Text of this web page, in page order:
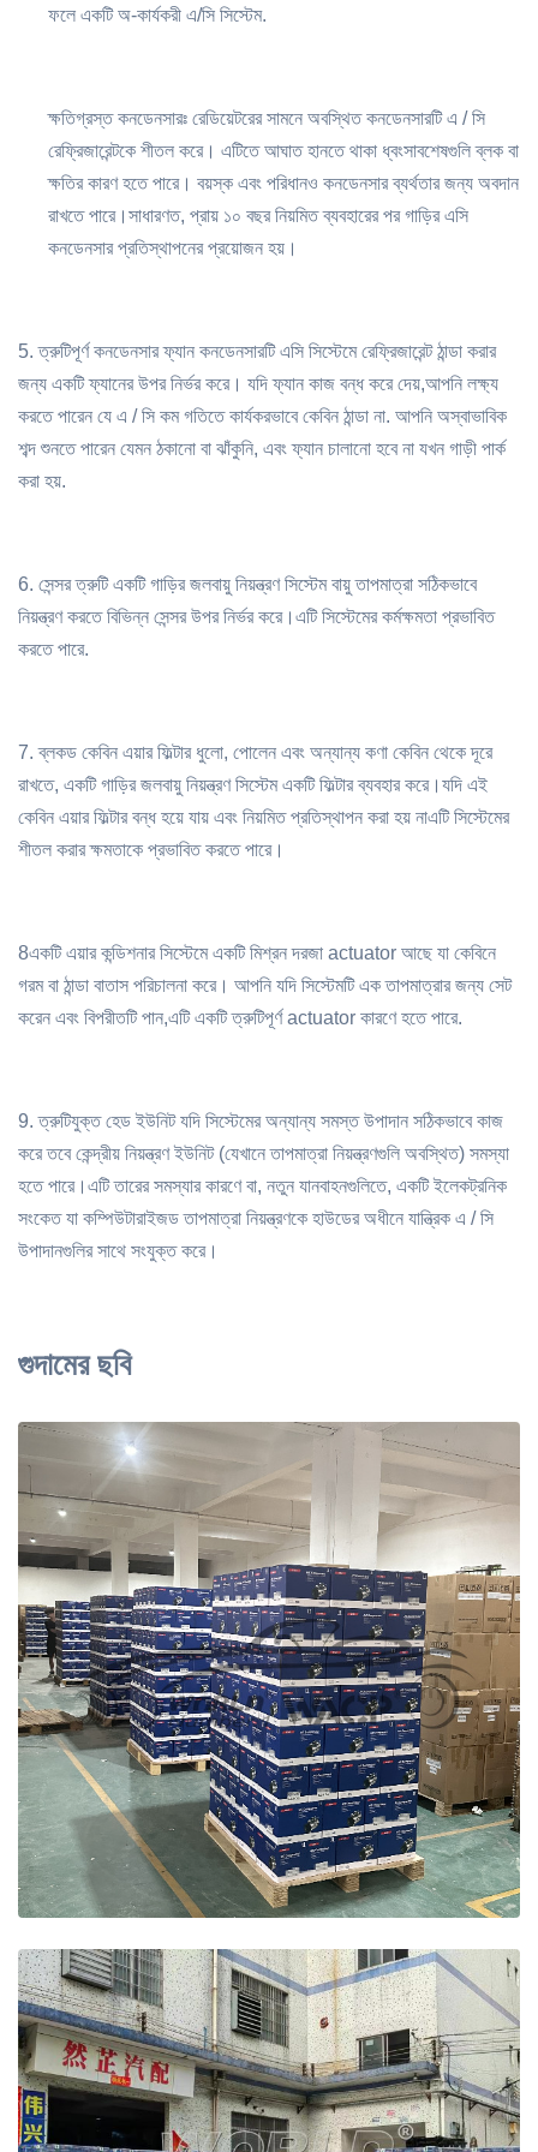
ফলে একটি অ-কার্যকরী এ/সি সিস্টেম.
ক্ষতিগ্রস্ত কনডেনসারঃ রেডিয়েটরের সামনে অবস্থিত কনডেনসারটি এ / সি
রেফ্রিজারেন্টকে শীতল করে। এটিতে আঘাত হানতে থাকা ধ্বংসাবশেষগুলি ব্লক বা
ক্ষতির কারণ হতে পারে। বয়স্ক এবং পরিধানও কনডেনসার ব্যর্থতার জন্য অবদান
রাখতে পারে।সাধারণত, প্রায় ১০ বছর নিয়মিত ব্যবহারের পর গাড়ির এসি
কনডেনসার প্রতিস্থাপনের প্রয়োজন হয়।
5. ত্রুটিপূর্ণ কনডেনসার ফ্যান কনডেনসারটি এসি সিস্টেমে রেফ্রিজারেন্ট ঠান্ডা করার
জন্য একটি ফ্যানের উপর নির্ভর করে। যদি ফ্যান কাজ বন্ধ করে দেয়,আপনি লক্ষ্য
করতে পারেন যে এ / সি কম গতিতে কার্যকরভাবে কেবিন ঠান্ডা না. আপনি অস্বাভাবিক
শব্দ শুনতে পারেন যেমন ঠকানো বা ঝাঁকুনি, এবং ফ্যান চালানো হবে না যখন গাড়ী পার্ক
করা হয়.
6. সেন্সর ত্রুটি একটি গাড়ির জলবায়ু নিয়ন্ত্রণ সিস্টেম বায়ু তাপমাত্রা সঠিকভাবে
নিয়ন্ত্রণ করতে বিভিন্ন সেন্সর উপর নির্ভর করে।এটি সিস্টেমের কর্মক্ষমতা প্রভাবিত
করতে পারে.
7. ব্লকড কেবিন এয়ার ফিল্টার ধুলো, পোলেন এবং অন্যান্য কণা কেবিন থেকে দূরে
রাখতে, একটি গাড়ির জলবায়ু নিয়ন্ত্রণ সিস্টেম একটি ফিল্টার ব্যবহার করে।যদি এই
কেবিন এয়ার ফিল্টার বন্ধ হয়ে যায় এবং নিয়মিত প্রতিস্থাপন করা হয় নাএটি সিস্টেমের
শীতল করার ক্ষমতাকে প্রভাবিত করতে পারে।
8একটি এয়ার কন্ডিশনার সিস্টেমে একটি মিশ্রন দরজা actuator আছে যা কেবিনে
গরম বা ঠান্ডা বাতাস পরিচালনা করে। আপনি যদি সিস্টেমটি এক তাপমাত্রার জন্য সেট
করেন এবং বিপরীতটি পান,এটি একটি ত্রুটিপূর্ণ actuator কারণে হতে পারে.
9. ত্রুটিযুক্ত হেড ইউনিট যদি সিস্টেমের অন্যান্য সমস্ত উপাদান সঠিকভাবে কাজ
করে তবে কেন্দ্রীয় নিয়ন্ত্রণ ইউনিট (যেখানে তাপমাত্রা নিয়ন্ত্রণগুলি অবস্থিত) সমস্যা
হতে পারে।এটি তারের সমস্যার কারণে বা, নতুন যানবাহনগুলিতে, একটি ইলেকট্রনিক
সংকেত যা কম্পিউটারাইজড তাপমাত্রা নিয়ন্ত্রণকে হাউডের অধীনে যান্ত্রিক এ / সি
উপাদানগুলির সাথে সংযুক্ত করে।
গুদামের ছবি